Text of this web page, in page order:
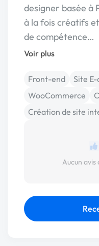
designer basée à
à la fois créatifs
de compétence…
Voir plus
Front-end
Site
WooCommerce
Création de site
Aucun